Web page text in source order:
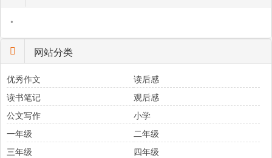
•
网站分类
优秀作文
读后感
读书笔记
观后感
公文写作
小学
一年级
二年级
三年级
四年级